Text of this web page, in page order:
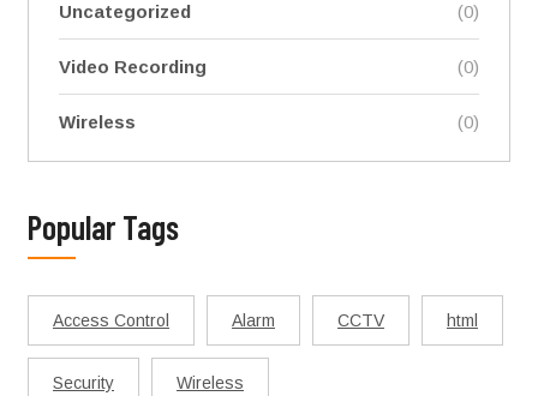
Uncategorized (0)
Video Recording (0)
Wireless (0)
Popular Tags
Access Control Alarm CCTV html
Security Wireless